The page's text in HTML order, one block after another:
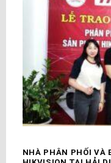
NHÀ PHÂN PHỐI VÀ